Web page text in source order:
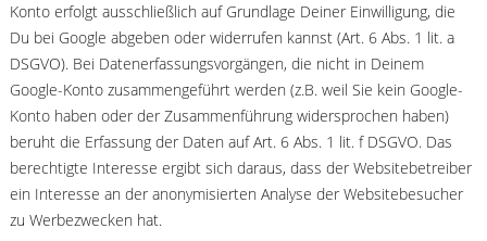
Konto erfolgt ausschließlich auf Grundlage Deiner Einwilligung, die
Du bei Google abgeben oder widerrufen kannst (Art. 6 Abs. 1 lit. a
DSGVO). Bei Datenerfassungsvorgängen, die nicht in Deinem
Google-Konto zusammengeführt werden (z.B. weil Sie kein Google-
Konto haben oder der Zusammenführung widersprochen haben)
beruht die Erfassung der Daten auf Art. 6 Abs. 1 lit. f DSGVO. Das
berechtigte Interesse ergibt sich daraus, dass der Websitebetreiber
ein Interesse an der anonymisierten Analyse der Websitebesucher
zu Werbezwecken hat.